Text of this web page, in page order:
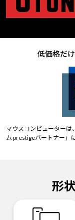
低価格だ
マウスコンピューター
ム prestigeパートナー」
形